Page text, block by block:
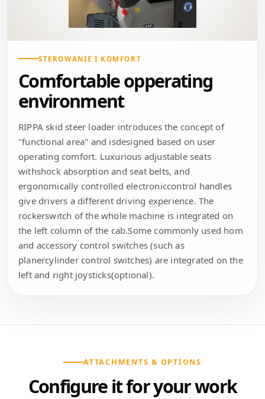
STEROWANIE I KOMFORT
Comfortable opperating
environment
RIPPA skid steer loader introduces the concept of
"functional area" and isdesigned based on user
operating comfort. Luxurious adjustable seats
withshock absorption and seat belts, and
ergonomically controlled electroniccontrol handles
give drivers a different driving experience. The
rockerswitch of the whole machine is integrated on
the left column of the cab.Some commonly used hom
and accessory control switches (such as
planercylinder control switches) are integrated on the
left and right joysticks(optional).
ATTACHMENTS & OPTIONS
Configure it for your work